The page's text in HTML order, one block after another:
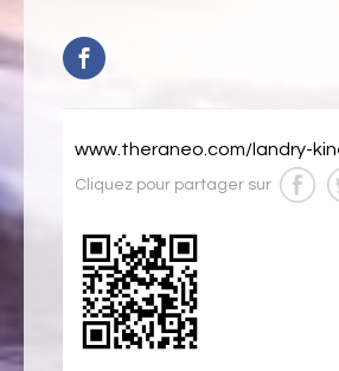
www.theraneo.com/landry-
Cliquez pour partager sur